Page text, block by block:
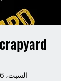
السبت، 26 يونيو